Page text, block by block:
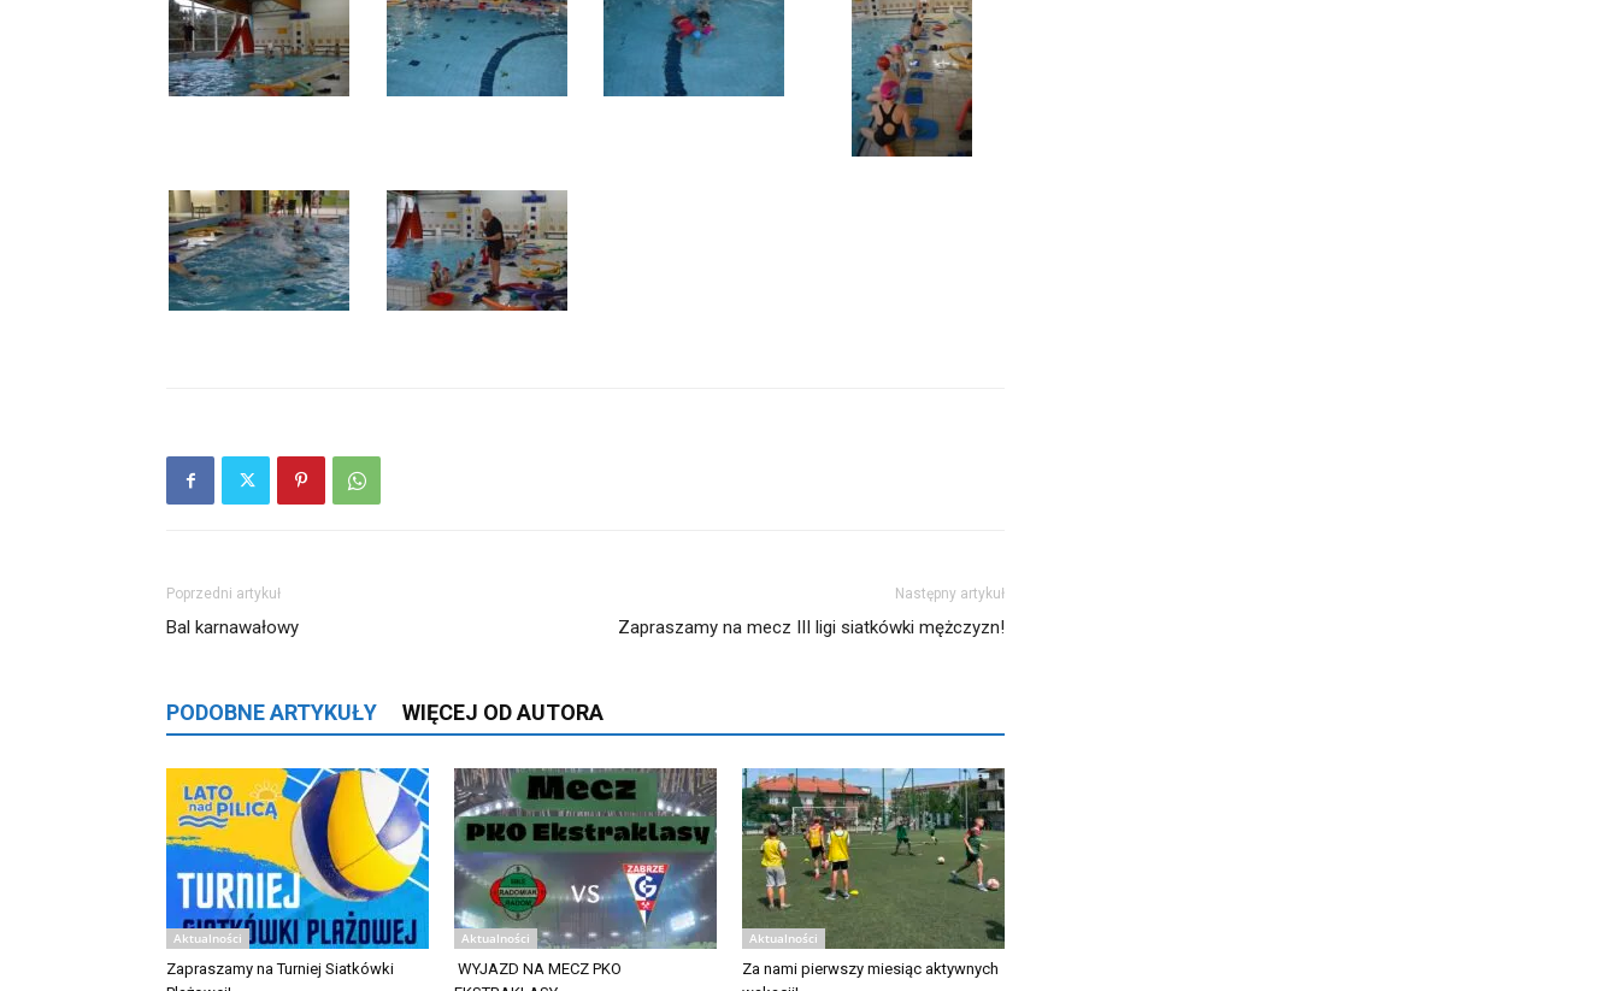
Poprzedni artykuł
Bal karnawałowy
Następny artykuł
Zapraszamy na mecz III ligi siatkówki mężczyzn!
PODOBNE ARTYKUŁY WIĘCEJ OD AUTORA
Aktualności
Zapraszamy na Turniej Siatkówki
Aktualności
WYJAZD NA MECZ PKO
Aktualności
Za nami pierwszy miesiąc aktywnych